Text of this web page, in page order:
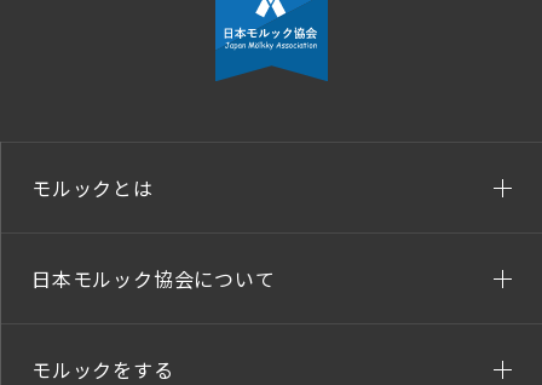
モルックとは
日本モルック協会について
モルックをする